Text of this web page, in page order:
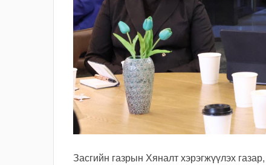
Засгийн газрын Хяналт хэрэгжүүлэх